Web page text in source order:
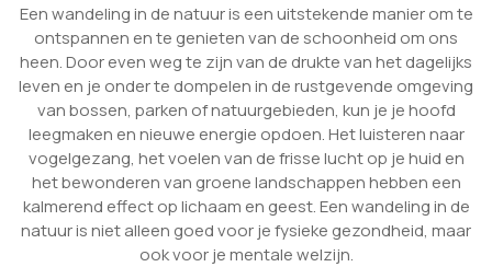
Een wandeling in de natuur is een uitstekende manier om te
ontspannen en te genieten van de schoonheid om ons
heen. Door even weg te zijn van de drukte van het dagelijks
leven en je onder te dompelen in de rustgevende omgeving
van bossen, parken of natuurgebieden, kun je je hoofd
leegmaken en nieuwe energie opdoen. Het luisteren naar
vogelgezang, het voelen van de frisse lucht op je huid en
het bewonderen van groene landschappen hebben een
kalmerend effect op lichaam en geest. Een wandeling in de
natuur is niet alleen goed voor je fysieke gezondheid, maar
ook voor je mentale welzijn.